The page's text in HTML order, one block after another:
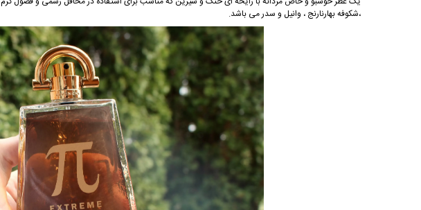
،شکوفه بهارنارنج ، وانیل و سدر می باشد.